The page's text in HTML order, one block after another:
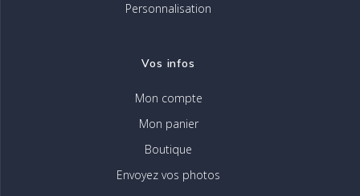
Personnalisation
Vos infos
Mon compte
Mon panier
Boutique
Envoyez vos photos